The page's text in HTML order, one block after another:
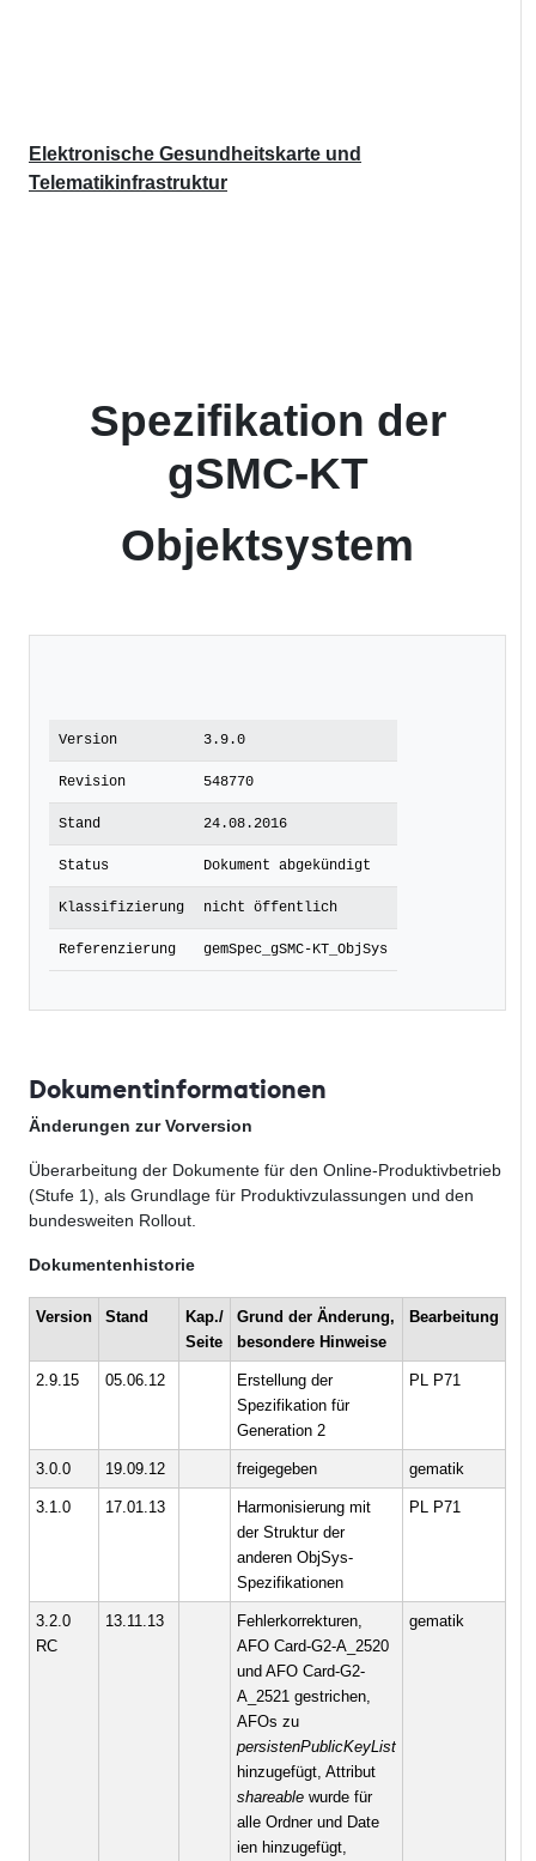
Elektronische Gesundheitskarte und
Telematikinfrastruktur
Spezifikation der
gSMC-KT
Objektsystem
Version 3.9.0
Revision 548770
Stand 24.08.2016
Status Dokument abgekündigt
Klassifizierung nicht öffentlich
Referenzierung gemSpec_gSMC-KT_ObjSys
Dokumentinformationen
Änderungen zur Vorversion
Überarbeitung der Dokumente für den Online-Produktivbetrieb
(Stufe 1), als Grundlage für Produktivzulassungen und den
bundesweiten Rollout.
Dokumentenhistorie
Version Stand
Kap./
Seite
Grund der Änderung,
besondere Hinweise
Bearbeitung
2.9.15 05.06.12
Erstellung der
Spezifikation für
Generation 2
PL P71
3.0.0 19.09.12 freigegeben gematik
3.1.0 17.01.13
Harmonisierung mit
der Struktur der
anderen ObjSys-
Spezifikationen
PL P71
3.2.0
RC
13.11.13
Fehlerkorrekturen,
AFO Card-G2-A_2520
und AFO Card-G2-
A_2521 gestrichen,
AFOs zu
persistenPublicKeyList
hinzugefügt, Attribut
shareable wurde für
alle Ordner und Date
ien hinzugefügt,
gematik